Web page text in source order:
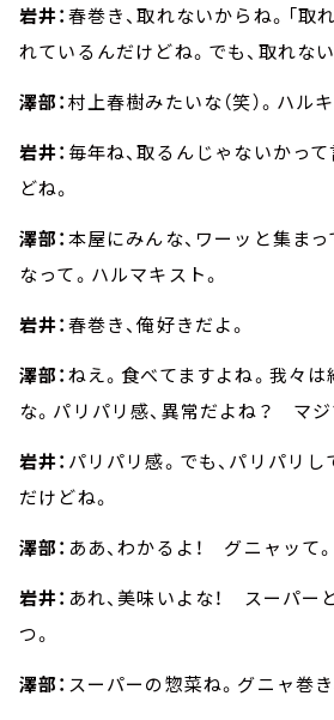
岩井：春巻き、取れないからね。「取
れているんだけどね。でも、取れない
澤部：村上春樹みたいな（笑）。ハル
岩井： 毎年ね、取るんじゃないかっ
どね。
澤部：本屋にみんな、ワーッと集ま
なって。ハルマキスト。
岩井：春巻き、俺好きだよ。
澤部：ねえ。食べてますよね。我々
な。パリパリ感、異常だよね？ マジ
岩井： パリパリ感。でも、パリパリ
だけどね。
澤部： ああ、わかるよ！ グニャッて。
岩井： あれ、美味いよな！ スーパー
つ。
澤部： スーパーの惣菜ね。グニャ巻き